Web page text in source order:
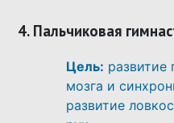
4. Пальчиковая
Цель: развитие
мозга и
развитие